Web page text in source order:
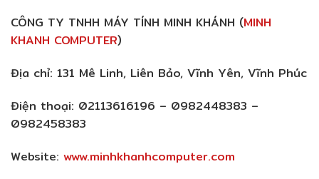
CÔNG TY TNHH MÁY TÍNH MINH KHÁNH (MINH
KHANH COMPUTER)
Địa chỉ: 131 Mê Linh, Liên Bảo, Vĩnh Yên, Vĩnh Phúc
Điện thoại: 02113616196 – 0982448383 –
0982458383
Website: www.minhkhanhcomputer.com